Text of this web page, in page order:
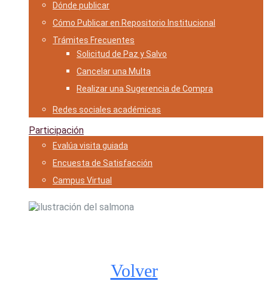
Dónde publicar
Cómo Publicar en Repositorio Institucional
Trámites Frecuentes
Solicitud de Paz y Salvo
Cancelar una Multa
Realizar una Sugerencia de Compra
Redes sociales académicas
Participación
Evalúa visita guiada
Encuesta de Satisfacción
Campus Virtual
Volver